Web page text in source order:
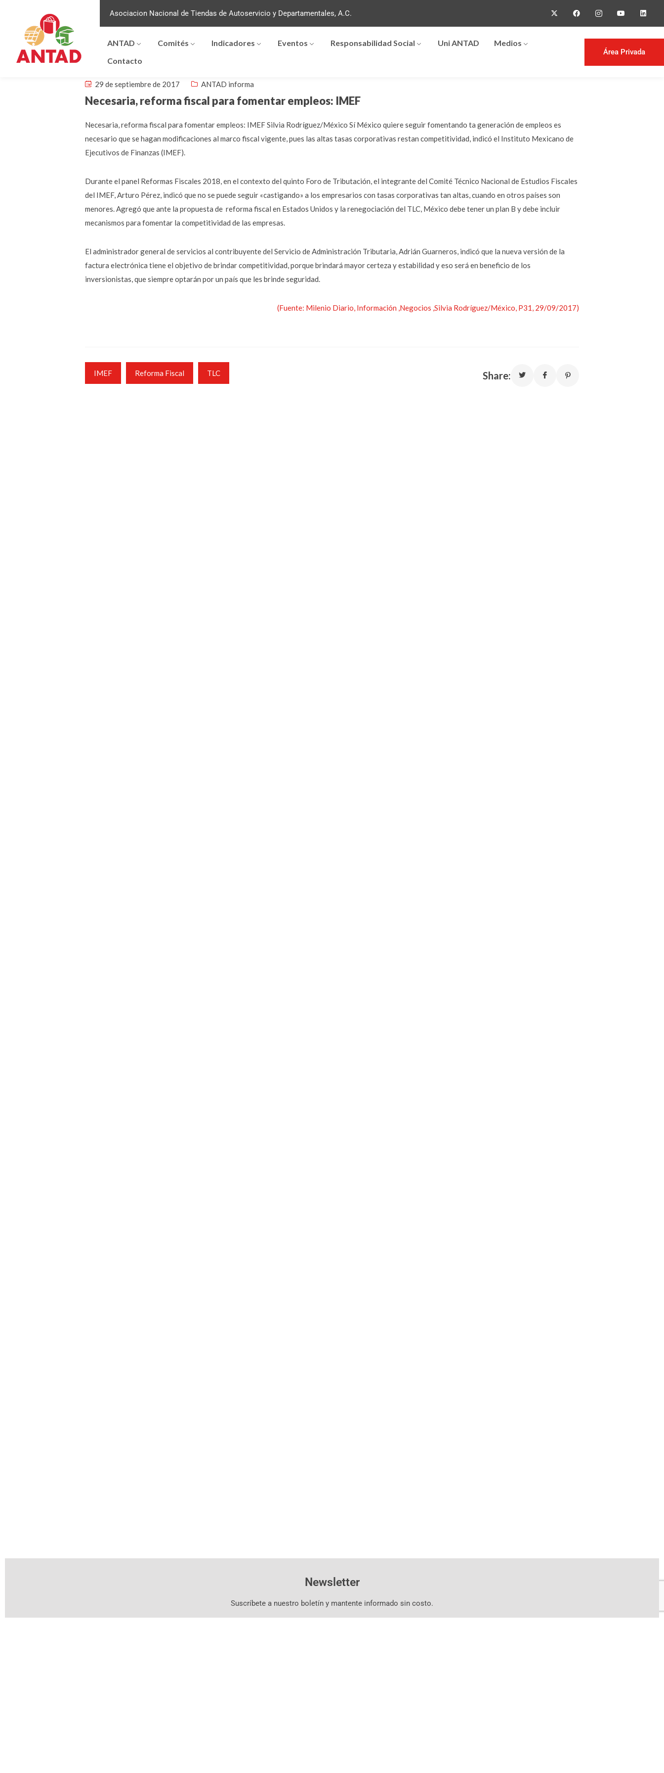
Asociacion Nacional de Tiendas de Autoservicio y Departamentales, A.C.
ANTAD Comités Indicadores Eventos Responsabilidad Social Uni ANTAD
Medios
Contacto
Área Privada
29 de septiembre de 2017 ANTAD informa
Necesaria, reforma fiscal para fomentar empleos: IMEF
Necesaria, reforma fiscal para fomentar empleos: IMEF Silvia Rodríguez/México Sí México quiere seguir fomentando ta generación de empleos es
necesario que se hagan modificaciones al marco fiscal vigente, pues las altas tasas corporativas restan competitividad, indicó el Instituto Mexicano de
Ejecutivos de Finanzas (IMEF).
Durante el panel Reformas Fiscales 2018, en el contexto del quinto Foro de Tributación, el integrante del Comité Técnico Nacional de Estudios Fiscales
del IMEF, Arturo Pérez, indicó que no se puede seguir «castigando» a los empresarios con tasas corporativas tan altas, cuando en otros países son
menores. Agregó que ante la propuesta de reforma fiscal en Estados Unidos y la renegociación del TLC, México debe tener un plan B y debe incluir
mecanismos para fomentar la competitividad de las empresas.
El administrador general de servicios al contribuyente del Servicio de Administración Tributaria, Adrián Guarneros, indicó que la nueva versión de la
factura electrónica tiene el objetivo de brindar competitividad, porque brindará mayor certeza y estabilidad y eso será en beneficio de los
inversionistas, que siempre optarán por un país que les brinde seguridad.
(Fuente: Milenio Diario, Información ,Negocios ,Silvia Rodríguez/México, P31, 29/09/2017)
IMEF Reforma Fiscal TLC Share:
Newsletter
Suscríbete a nuestro boletín y mantente informado sin costo.